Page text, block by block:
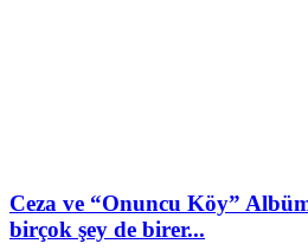
Ceza ve “Onuncu Köy”
birçok şey de birer...